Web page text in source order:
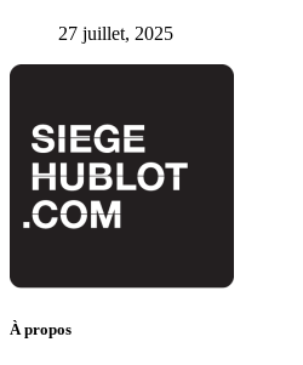
27 juillet, 2025
À propos